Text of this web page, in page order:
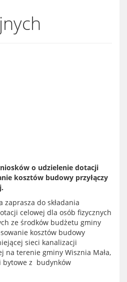
o udzielenie dotacji
kosztów budowy przyłączy
zaprasza do składania
celowej dla osób fizycznych
ze środków budżetu gminy
kosztów budowy
sieci kanalizacji
na terenie gminy Wisznia Mała,
bytowe z budynków